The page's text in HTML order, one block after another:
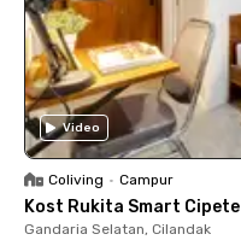
Video
Coliving • Campur
Kost Rukita Smart Cipete
Gandaria Selatan, Cilandak